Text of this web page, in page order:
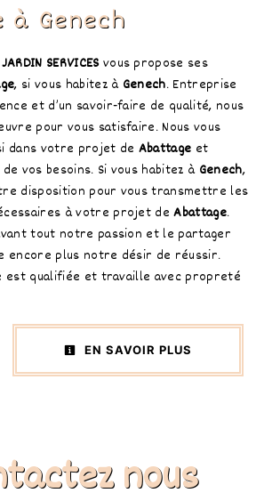
Genech
SERVICESvous propose ses
, si vous habitez à Genech. Entreprise
et d’un savoir-faire de qualité, nous
pour vous satisfaire. Nous vous
dans votre projet de Abattage et
vos besoins. Si vous habitez à Genech,
disposition pour vous transmettre les
à votre projet deAbattage.
tout notre passion et le partager
encore plus notre désir de réussir.
est qualifiée et travaille avec propreté
EN SAVOIR PLUS
nous